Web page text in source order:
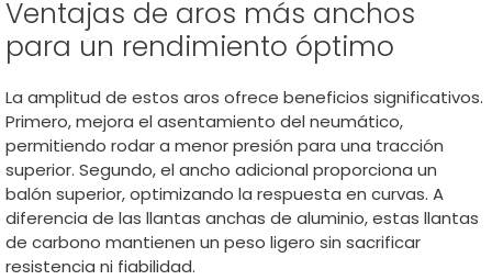
Ventajas de aros más anchos
para un rendimiento óptimo
La amplitud de estos aros ofrece beneficios significativos.
Primero, mejora el asentamiento del neumático,
permitiendo rodar a menor presión para una tracción
superior. Segundo, el ancho adicional proporciona un
balón superior, optimizando la respuesta en curvas. A
diferencia de las llantas anchas de aluminio, estas llantas
de carbono mantienen un peso ligero sin sacrificar
resistencia ni fiabilidad.